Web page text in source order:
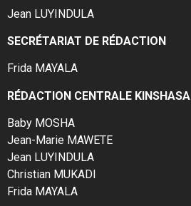
Jean LUYINDULA
SECRÉTARIAT DE RÉDACTION
Frida MAYALA
RÉDACTION CENTRALE KINSHASA
Baby MOSHA
Jean-Marie MAWETE
Jean LUYINDULA
Christian MUKADI
Frida MAYALA